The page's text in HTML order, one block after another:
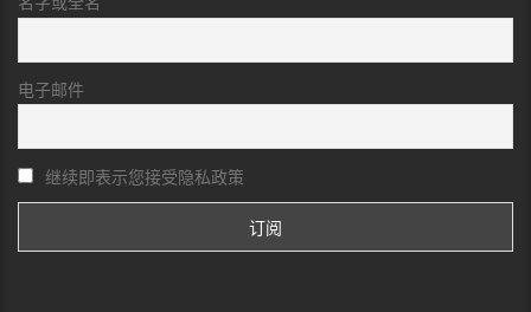
电子邮件
继续即表示您接受隐私政策